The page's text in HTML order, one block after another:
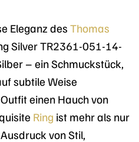
Eleganz des Thomas
Silver TR2361-051-14-
– ein Schmuckstück,
subtile Weise
einen Hauch von
Ring ist mehr als nur
von Stil,